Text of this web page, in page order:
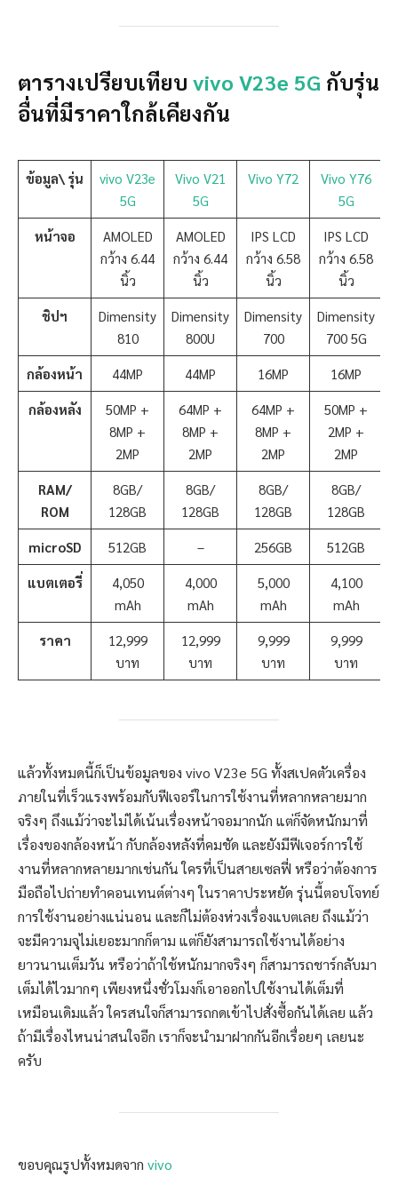
ตารางเปรียบเทียบ vivo V23e 5G กับรุ่น
อื่นที่มีราคาใกล้เคียงกัน
ข้อมูล\ รุ่น
vivo V23e
5G
Vivo V21
5G
Vivo Y72
Vivo Y76
5G
หน้าจอ
AMOLED
กว้าง 6.44
นิ้ว
AMOLED
กว้าง 6.44
นิ้ว
IPS LCD
กว้าง 6.58
นิ้ว
IPS LCD
กว้าง 6.58
นิ้ว
ชิปฯ
Dimensity
810
Dimensity
800U
Dimensity
700
Dimensity
700 5G
กล้องหน้า 44MP 44MP 16MP 16MP
กล้องหลัง
50MP +
8MP +
2MP
64MP +
8MP +
2MP
64MP +
8MP +
2MP
50MP +
2MP +
2MP
RAM/
ROM
8GB/
128GB
8GB/
128GB
8GB/
128GB
8GB/
128GB
microSD 512GB – 256GB 512GB
แบตเตอรี่
4,050
mAh
4,000
mAh
5,000
mAh
4,100
mAh
ราคา
12,999
บาท
12,999
บาท
9,999
บาท
9,999
บาท
แล้วทั้งหมดนี้ก็เป็นข้อมูลของ vivo V23e 5G ทั้งสเปคตัวเครื่อง
ภายในที่เร็วแรงพร้อมกับฟีเจอร์ในการใช้งานที่หลากหลายมาก
จริงๆ ถึงแม้ว่าจะไม่ได้เน้นเรื่องหน้าจอมากนัก แต่ก็จัดหนักมาที่
เรื่องของกล้องหน้า กับกล้องหลังที่คมชัด และยังมีฟีเจอร์การใช้
งานที่หลากหลายมากเช่นกัน ใครที่เป็นสายเซลฟี่ หรือว่าต้องการ
มือถือไปถ่ายทำคอนเทนต์ต่างๆ ในราคาประหยัด รุ่นนี้ตอบโจทย์
การใช้งานอย่างแน่นอน และก็ไม่ต้องห่วงเรื่องแบตเลย ถึงแม้ว่า
จะมีความจุไม่เยอะมากก็ตาม แต่ก็ยังสามารถใช้งานได้อย่าง
ยาวนานเต็มวัน หรือว่าถ้าใช้หนักมากจริงๆ ก็สามารถชาร์กลับมา
เต็มได้ไวมากๆ เพียงหนึ่งชั่วโมงก็เอาออกไปใช้งานได้เต็มที่
เหมือนเดิมแล้ว ใครสนใจก็สามารถกดเข้าไปสั่งซื้อกันได้เลย แล้ว
ถ้ามีเรื่องไหนน่าสนใจอีก เราก็จะนำมาฝากกันอีกเรื่อยๆ เลยนะ
ครับ
ขอบคุณรูปทั้งหมดจาก vivo